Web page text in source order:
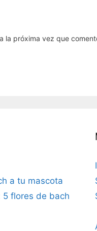
la próxima vez que
a tu mascota
flores de bach